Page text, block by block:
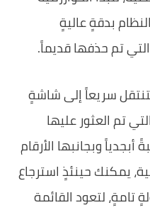
بدقةٍ عاليةٍ
تم حذفها قديماً.
سريعاً إلى شاشةٍ
تم العثور عليها
وبجانبها الأرقام
يمكنك حينئذٍ استرجاع
لتعود القائمة